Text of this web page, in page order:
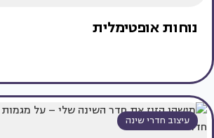
נוחות אופטימלית
עיצוב חדרי שינה